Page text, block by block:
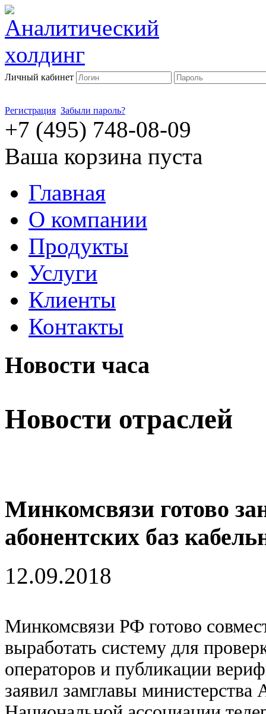
Личный кабинет
Регистрация Забыли пароль?
+7 (495) 748-08-09
Ваша корзина пуста
Главная
О компании
Продукты
Услуги
Клиенты
Контакты
Новости часа
Новости отраслей
Минкомсвязи готово
абонентских баз
12.09.2018
Минкомсвязи РФ готово
выработать систему для
операторов и публикации
заявил замглавы